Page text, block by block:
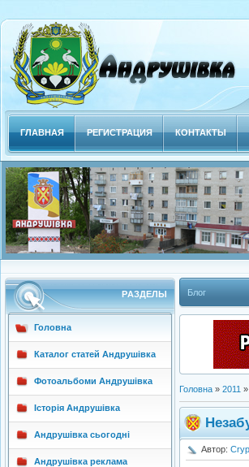
ГЛАВНАЯ РЕГИСТРАЦИЯ КОНТАКТЫ
РAЗДЕЛЫ
Головна
Каталог статей Андрушівка
Фотоальбоми Андрушівка
Історія Андрушівка
Андрушівка сьогодні
Андрушівка реклама
Блог
Головна » 2011 »
Автор: